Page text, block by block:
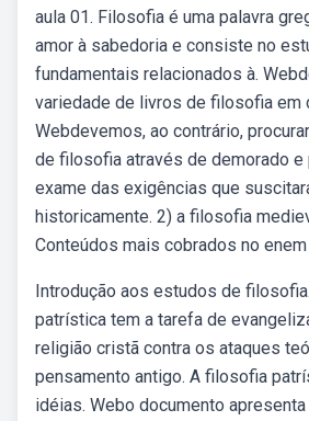
aula 01. Filosofia é uma palavra
amor à sabedoria e consiste no
fundamentais relacionados à.
variedade de livros de filosofia em
Webdevemos, ao contrário,
de filosofia através de demorado
exame das exigências que
historicamente. 2) a filosofia
Conteúdos mais cobrados no
Introdução aos estudos de
patrística tem a tarefa de
religião cristã contra os ataques
pensamento antigo. A filosofia
idéias. Webo documento